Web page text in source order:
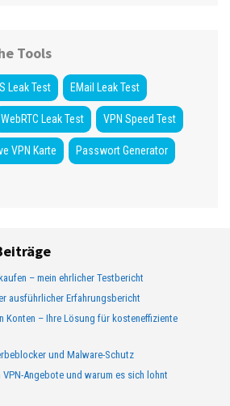
Tools
Leak Test EMail Leak Test
WebRTC Leak Test VPN Speed Test
VPN Karte Passwort Generator
– mein ehrlicher Testbericht
ausführlicher Erfahrungsbericht
Konten – Ihre Lösung für kosteneffiziente
und Malware-Schutz
VPN-Angebote und warum es sich lohnt